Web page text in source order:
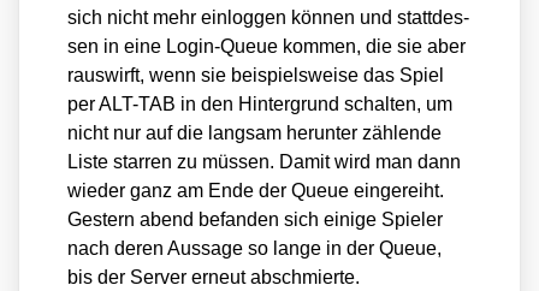
sich nicht mehr ein­log­gen kön­nen und statt­des­
sen in eine Log­in-Queue kom­men, die sie aber
raus­wirft, wenn sie bei­spiels­wei­se das Spiel
per ALT-TAB in den Hin­ter­grund schal­ten, um
nicht nur auf die lang­sam her­un­ter zäh­len­de
Lis­te star­ren zu müs­sen. Damit wird man dann
wie­der ganz am Ende der Queue ein­ge­reiht.
Ges­tern abend befan­den sich eini­ge Spie­ler
nach deren Aus­sa­ge so lan­ge in der Queue,
bis der Ser­ver erneut abschmier­te.